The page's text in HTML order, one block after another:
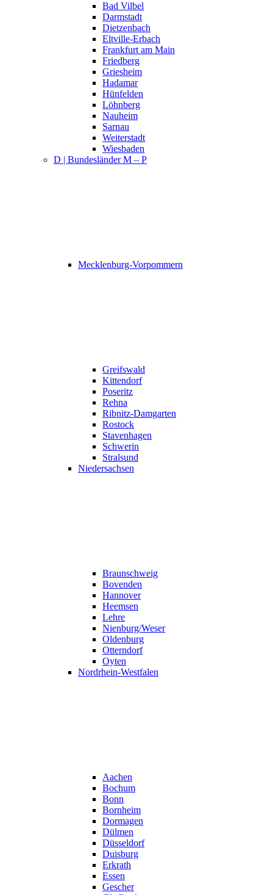
Bad Vilbel
Darmstadt
Dietzenbach
Eltville-Erbach
Frankfurt am Main
Friedberg
Griesheim
Hadamar
Hünfelden
Löhnberg
Nauheim
Sarnau
Weiterstadt
Wiesbaden
D | Bundesländer M – P
Mecklenburg-Vorpommern
Greifswald
Kittendorf
Poseritz
Rehna
Ribnitz-Damgarten
Rostock
Stavenhagen
Schwerin
Stralsund
Niedersachsen
Braunschweig
Bovenden
Hannover
Heemsen
Lehre
Nienburg/Weser
Oldenburg
Otterndorf
Oyten
Nordrhein-Westfalen
Aachen
Bochum
Bonn
Bornheim
Dormagen
Dülmen
Düsseldorf
Duisburg
Erkrath
Essen
Gescher